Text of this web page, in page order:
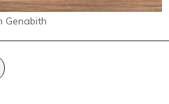
Genabith